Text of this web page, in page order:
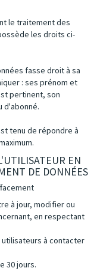
le traitement des
les droits ci-
fasse droit à sa
: ses prénom et
pertinent, son
d'abonné.
tenu de répondre à
EN
DE DONNÉES
à jour, modifier ou
en respectant
à contacter
30 jours.